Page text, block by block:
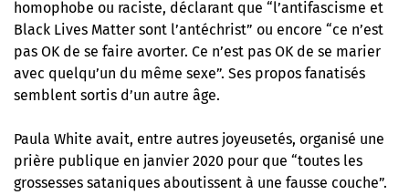
homophobe ou raciste, déclarant que “l’antifascisme et
Black Lives Matter sont l’antéchrist” ou encore “ce n’est
pas OK de se faire avorter. Ce n’est pas OK de se marier
avec quelqu’un du même sexe”. Ses propos fanatisés
semblent sortis d’un autre âge.
Paula White avait, entre autres joyeusetés, organisé une
prière publique en janvier 2020 pour que “toutes les
grossesses sataniques aboutissent à une fausse couche”.